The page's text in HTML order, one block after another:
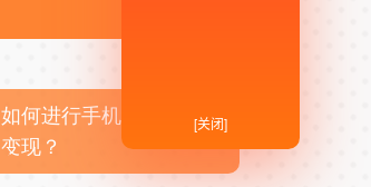
如何进行手机APP商业
变现？
[关闭]